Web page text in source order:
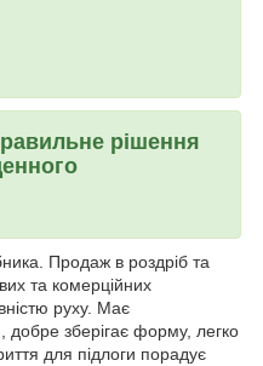
рішення
Продаж в роздріб та
та комерційних
руху. Має
добре зберігає форму, легко
для підлоги порадує